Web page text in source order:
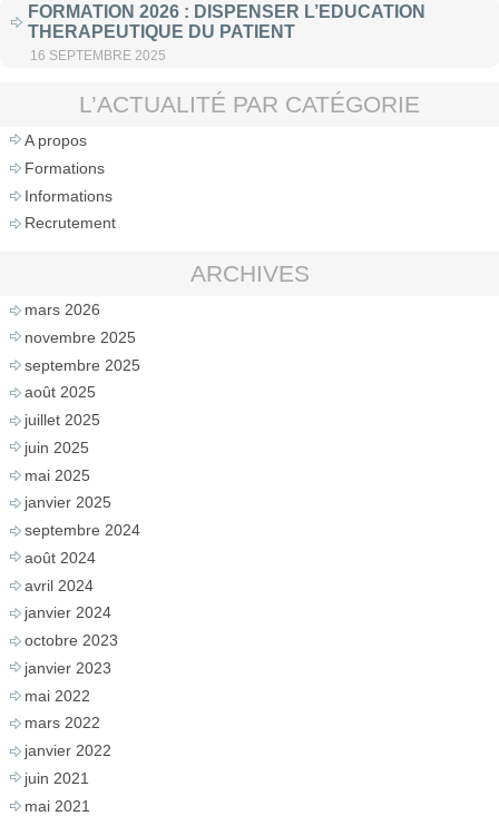
FORMATION 2026 : DISPENSER L’EDUCATION
THERAPEUTIQUE DU PATIENT
16 SEPTEMBRE 2025
L’ACTUALITÉ PAR CATÉGORIE
A propos
Formations
Informations
Recrutement
ARCHIVES
mars 2026
novembre 2025
septembre 2025
août 2025
juillet 2025
juin 2025
mai 2025
janvier 2025
septembre 2024
août 2024
avril 2024
janvier 2024
octobre 2023
janvier 2023
mai 2022
mars 2022
janvier 2022
juin 2021
mai 2021